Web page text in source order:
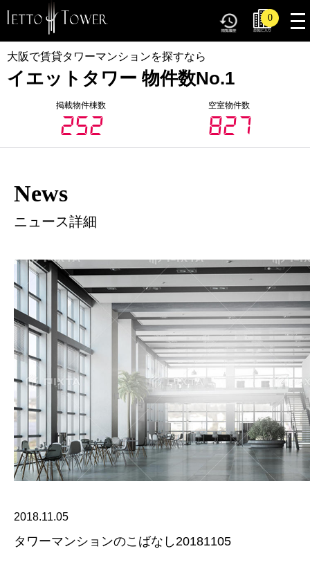
0
大阪で賃貸タワーマンションを探すなら
イエットタワー 物件数No.1
掲載物件棟数
252
空室物件数
827
News
ニュース詳細
2018.11.05
タワーマンションのこばなし20181105